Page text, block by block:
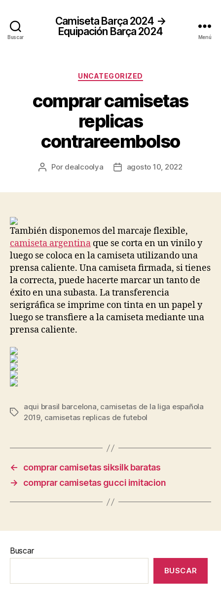
Buscar
Camiseta Barça 2024 →
Equipación Barça 2024
Menú
Categorías
UNCATEGORIZED
comprar camisetas
replicas
contrareembolso
Autor
Por dealcoolya
Fechaagosto 10, 2022
También disponemos del marcaje flexible,
camiseta argentina que se corta en un vinilo y
luego se coloca en la camiseta utilizando una
prensa caliente. Una camiseta firmada, si tienes
la correcta, puede hacerte marcar un tanto de
éxito en una subasta. La transferencia
serigráfica se imprime con tinta en un papel y
luego se transfiere a la camiseta mediante una
prensa caliente.
Etiquetas
aqui brasil barcelona, camisetas de la liga española
2019, camisetas replicas de futebol
←
comprar camisetas siksilk baratas
→
comprar camisetas gucci imitacion
Buscar
BUSCAR